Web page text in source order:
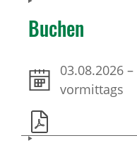
Buchen
03.08.2026 –
vormittags